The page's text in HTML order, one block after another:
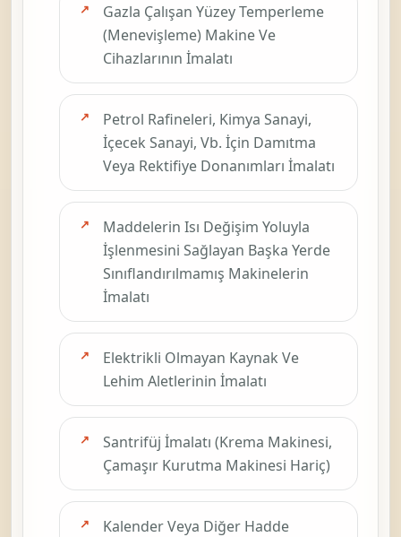
Gazla Çalışan Yüzey Temperleme
(Menevişleme) Makine Ve
Cihazlarının İmalatı
Petrol Rafineleri, Kimya Sanayi,
İçecek Sanayi, Vb. İçin Damıtma
Veya Rektifiye Donanımları İmalatı
Maddelerin Isı Değişim Yoluyla
İşlenmesini Sağlayan Başka Yerde
Sınıflandırılmamış Makinelerin
İmalatı
Elektrikli Olmayan Kaynak Ve
Lehim Aletlerinin İmalatı
Santrifüj İmalatı (Krema Makinesi,
Çamaşır Kurutma Makinesi Hariç)
Kalender Veya Diğer Hadde